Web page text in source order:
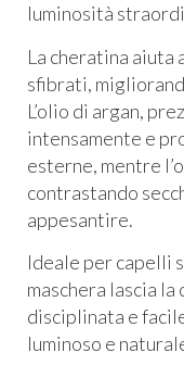
luminosità
La cheratina
sfibrati,
L’olio di argan,
intensamente e
esterne, mentre
contrastando
appesantire.
Ideale per capelli
maschera lascia
disciplinata e
luminoso e